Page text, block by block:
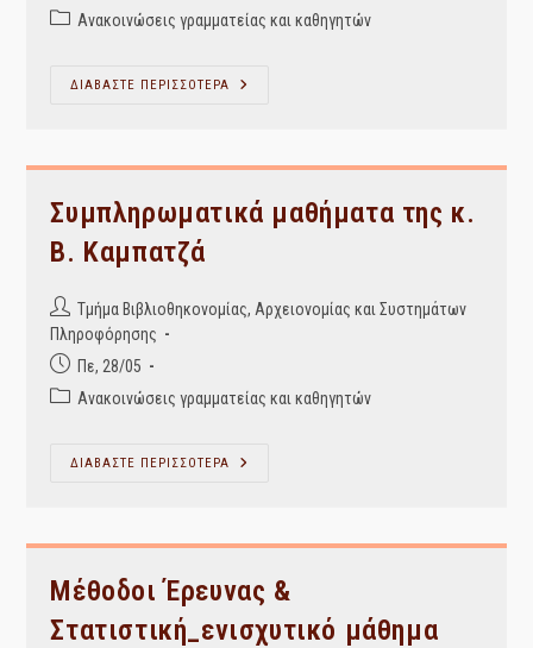
author:
published:
PostΑνακοινώσεις γραμματείας και καθηγητών
ΔΙΑΒΑΣΤΕ ΠΕΡΙΣΣΟΤΕΡΑ
Προηγμένα
Συμπληρωματικά μαθήματα της κ.
Β. Καμπατζά
Post
author:
Τμήμα Βιβλιοθηκονομίας, Αρχειονομίας και Συστημάτων
Πληροφόρησης
Post
published:
Πε, 28/05
PostΑνακοινώσεις γραμματείας και καθηγητών
ΔΙΑΒΑΣΤΕ ΠΕΡΙΣΣΟΤΕΡΑ
Συμπληρωματικά
Καμπατζά
Μέθοδοι Έρευνας &
Στατιστική_ενισχυτικό μάθημα